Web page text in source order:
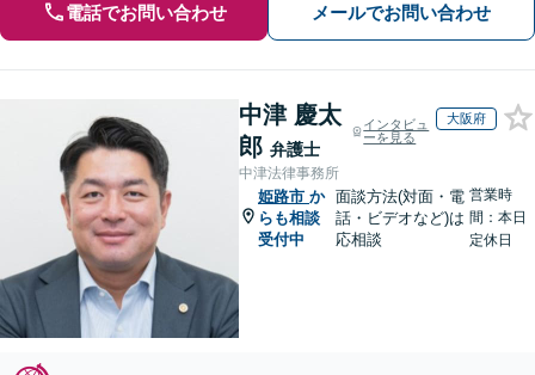
電話でお問い合わせ メールでお問い合わせ
中津 慶太
郎 弁護士
インタビュ
ーを見る
大阪府
中津法律事務所
姫路市 か
らも相談
受付中
面談方法(対面・電
話・ビデオなど)は
応相談
営業時
間：本日
定休日